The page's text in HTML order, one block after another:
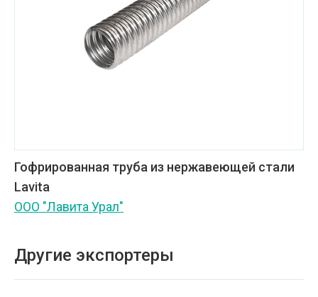
Гофрированная труба из нержавеющей стали
Lavita
ООО "Лавита Урал"
Другие экспортеры